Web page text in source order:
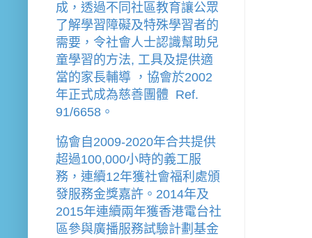
成，透過不同社區教育讓公眾
了解學習障礙及特殊學習者的
需要，令社會人士認識幫助兒
童學習的方法, 工具及提供適
當的家長輔導
， 協會於2002
年正式成為慈善團體  Ref.
91/6658。
協會 自2009-2020年合共提供
超過100,000小時的義工服
務，連續12年獲社會福利處頒
發服務金獎嘉許。 2014年及
2015年連續兩年獲香港電台社
區參與廣播服務試驗計劃基金